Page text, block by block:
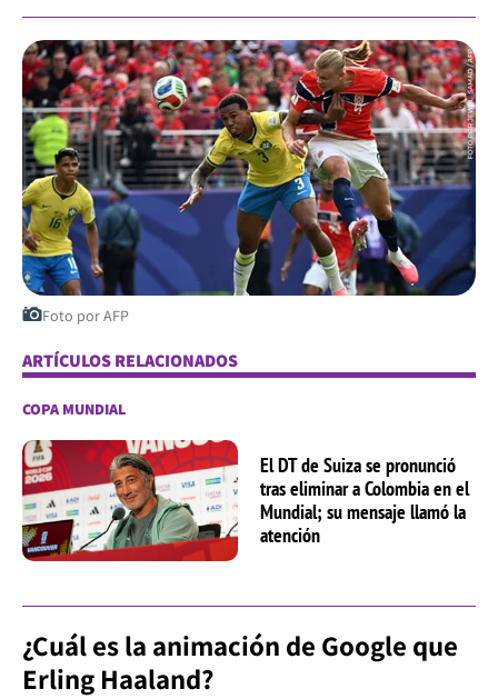
Foto por AFP
ARTÍCULOS RELACIONADOS
COPA MUNDIAL
El DT de Suiza se pronunció
tras eliminar a Colombia en el
Mundial; su mensaje llamó la
atención
¿Cuál es la animación de Google que
Erling Haaland?